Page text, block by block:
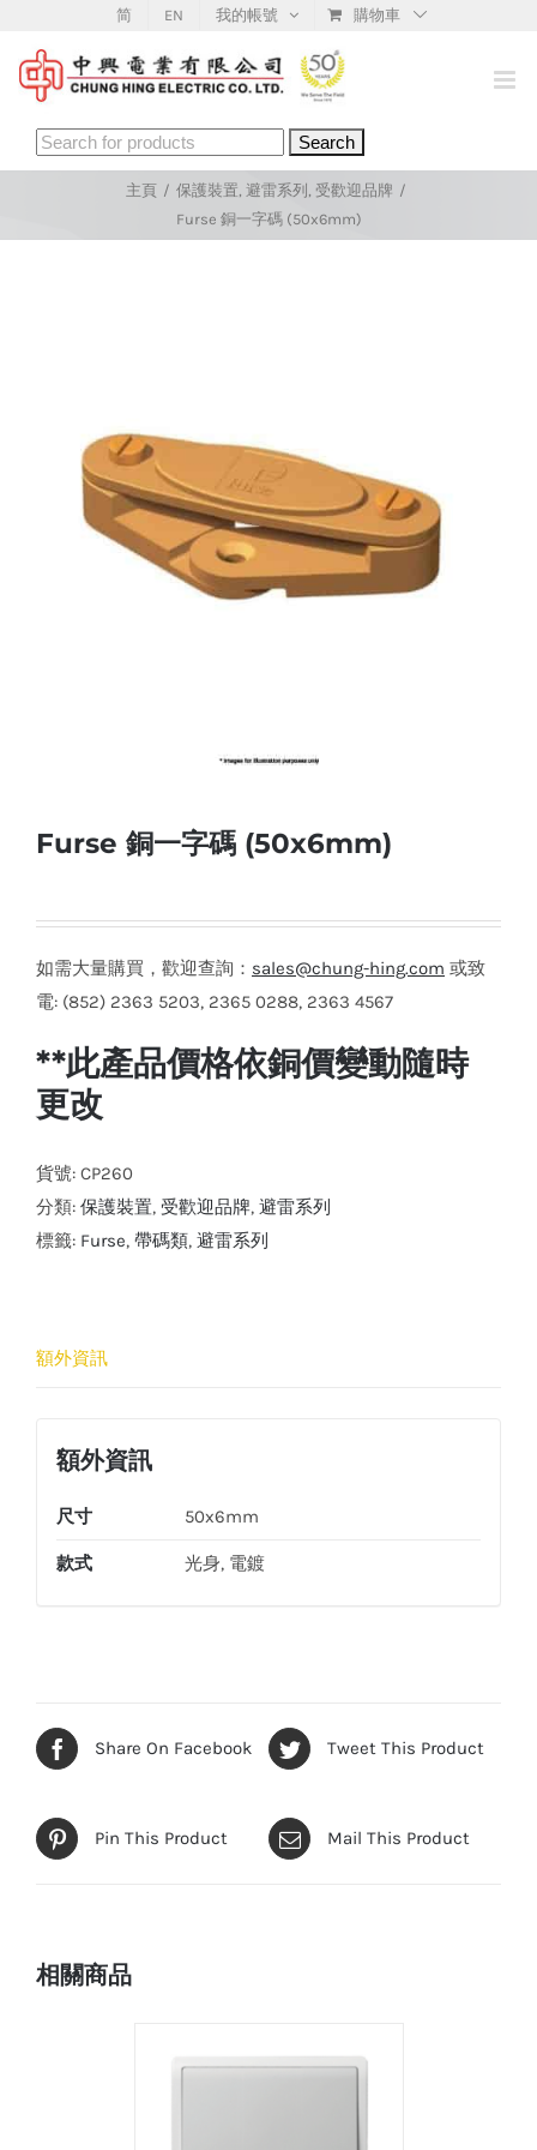
content
简 EN 我的帳號 購物車
Search
for:
主頁 / 保護裝置, 避雷系列 , 受歡迎品牌 /
Furse 銅一字碼 (50x6mm)
Furse 銅一字碼 (50x6mm)
如需大量購買，歡迎查詢： sales@chung-hing.com 或致
電: (852) 2363 5203, 2365 0288, 2363 4567
**此產品價格依銅價變動隨時
更改
貨號: CP260
分類: 保護裝置, 受歡迎品牌, 避雷系列
標籤: Furse, 帶碼類, 避雷系列
額外資訊
額外資訊
尺寸 50x6mm
款式 光身, 電鍍
Share On Facebook Tweet This Product
Pin This Product Mail This Product
相關商品